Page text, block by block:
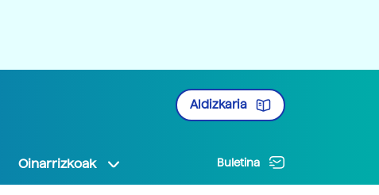
Aldizkaria
Oinarrizkoak Buletina